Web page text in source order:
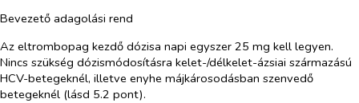
Bevezető adagolási rend
Az eltrombopag kezdő dózisa napi egyszer 25 mg kell legyen.
Nincs szükség dózismódosításra kelet-/délkelet-ázsiai származású
HCV-betegeknél, illetve enyhe májkárosodásban szenvedő
betegeknél (lásd 5.2 pont).